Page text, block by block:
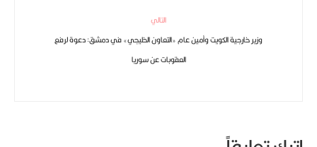
التالي
وزير خارجية الكويت وأمين عام «التعاون الخليجي» في دمشق: دعوة لرفع
العقوبات عن سوريا